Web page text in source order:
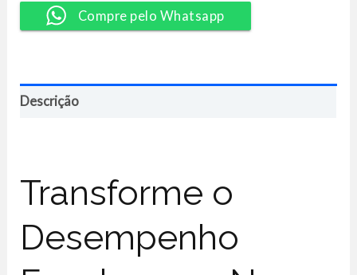
-
Memory
Compre pelo Whatsapp
Descrição
Transforme o
Desempenho